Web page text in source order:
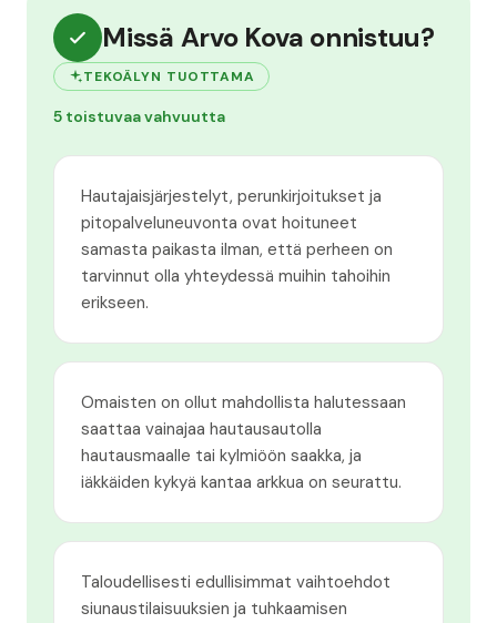
Missä Arvo Kova onnistuu?
TEKOÄLYN TUOTTAMA
5 toistuvaa vahvuutta
Hautajaisjärjestelyt, perunkirjoitukset ja
pitopalveluneuvonta ovat hoituneet
samasta paikasta ilman, että perheen on
tarvinnut olla yhteydessä muihin tahoihin
erikseen.
Omaisten on ollut mahdollista halutessaan
saattaa vainajaa hautausautolla
hautausmaalle tai kylmiöön saakka, ja
iäkkäiden kykyä kantaa arkkua on seurattu.
Taloudellisesti edullisimmat vaihtoehdot
siunaustilaisuuksien ja tuhkaamisen